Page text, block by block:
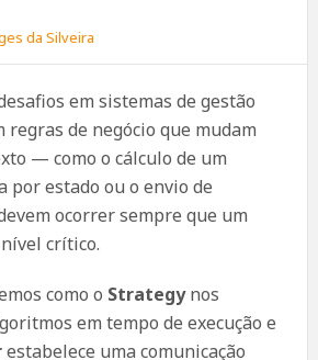
da Silveira
em sistemas de gestão
regras de negócio que mudam
— como o cálculo de um
por estado ou o envio de
ocorrer sempre que um
crítico.
como o Strategynos
em tempo de execução e
estabelece uma comunicação